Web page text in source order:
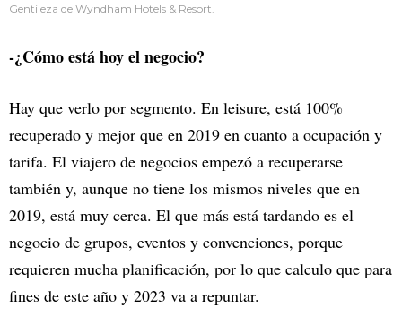
Gentileza de Wyndham Hotels & Resort.
-¿Cómo está hoy el negocio?
Hay que verlo por segmento. En leisure, está 100%
recuperado y mejor que en 2019 en cuanto a ocupación y
tarifa. El viajero de negocios empezó a recuperarse
también y, aunque no tiene los mismos niveles que en
2019, está muy cerca. El que más está tardando es el
negocio de grupos, eventos y convenciones, porque
requieren mucha planificación, por lo que calculo que para
fines de este año y 2023 va a repuntar.